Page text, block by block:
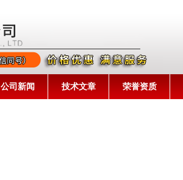
公司新闻 技术文章 荣誉资质